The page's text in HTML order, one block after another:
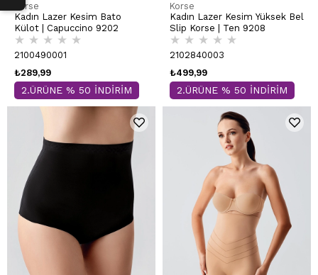
Korse
Kadın Lazer Kesim Bato
Külot | Capuccino 9202
★ ★ ★ ★ ★
2100490001
₺289,99
2.ÜRÜNE % 50 İNDİRİM
Korse
Kadın Lazer Kesim Yüksek Bel
Slip Korse | Ten 9208
★ ★ ★ ★ ★
2102840003
₺499,99
2.ÜRÜNE % 50 İNDİRİM